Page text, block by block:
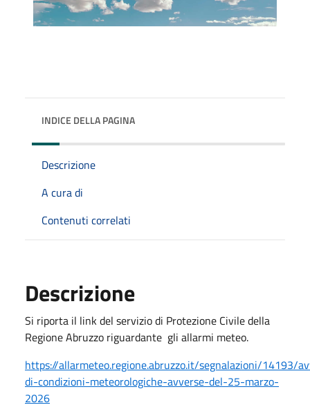
INDICE DELLA PAGINA
Descrizione
A cura di
Contenuti correlati
Descrizione
Si riporta il link del servizio di Protezione Civile della
Regione Abruzzo riguardante gli allarmi meteo.
https://allarmeteo.regione.abruzzo.it/segnalazioni/14193/
di-condizioni-meteorologiche-avverse-del-25-marzo-
2026